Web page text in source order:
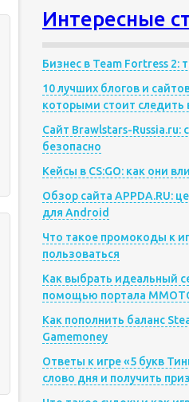
Интересные
Бизнес в Team Fortress 2:
10 лучших блогов и
которыми стоит следить
Сайт Brawlstars-Russia.ru:
безопасно
Кейсы в CS:GO: как они
Обзор сайта APPDA.RU:
для Android
Что такое промокоды к
пользоваться
Как выбрать идеальный
помощью портала
Как пополнить баланс
Gamemoney
Ответы к игре «5 букв
слово дня и получить